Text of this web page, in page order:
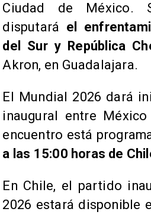
Ciudad de México.
disputará el
del Sur y República
Akron, en Guadalajara.
El Mundial 2026 dará
inaugural entre
encuentro está
a las 15:00 horas de
En Chile, el partido
2026 estará disponible